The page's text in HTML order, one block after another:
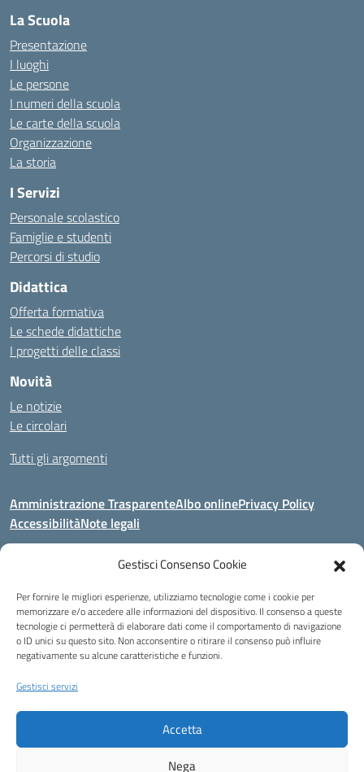
Gestisci Consenso Cookie
Per fornire le migliori esperienze, utilizziamo tecnologie come i cookie per
memorizzare e/o accedere alle informazioni del dispositivo. Il consenso a queste
tecnologie ci permetterà di elaborare dati come il comportamento di navigazione
o ID unici su questo sito. Non acconsentire o ritirare il consenso può influire
negativamente su alcune caratteristiche e funzioni.
Gestisci servizi
Accetta
Nega
La Scuola
Presentazione
I luoghi
Le persone
I numeri della scuola
Le carte della scuola
Organizzazione
La storia
I Servizi
Personale scolastico
Famiglie e studenti
Percorsi di studio
Didattica
Offerta formativa
Le schede didattiche
I progetti delle classi
Novità
Le notizie
Le circolari
Tutti gli argomenti
Amministrazione TrasparenteAlbo onlinePrivacy Policy
AccessibilitàNote legali
Centralino:0828 955033 Email:saic8be00q@istruzione.it
Posta elettronica certificata (PEC):saic8be00q@pec.istruzione.it
Codice fiscale: 91053550652
Codice Indice delle Pubbliche Amministrazioni (IPA): icb_65
Eccetto dove diversamente specificato, questo articolo è stato rilasciato
sotto Licenza Creative Commons Attribuzione 4.0 Italia.